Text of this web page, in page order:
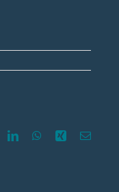
LinkedInWhatsApp
Xing E-